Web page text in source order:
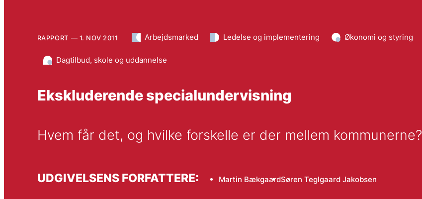
RAPPORT 1. NOV 2011 Arbejdsmarked Ledelse og implementering Økonomi og styring
Dagtilbud, skole og uddannelse
Ekskluderende specialundervisning
Hvem får det, og hvilke forskelle er der mellem kommunerne?
UDGIVELSENS FORFATTERE: Martin BækgaardSøren Teglgaard Jakobsen